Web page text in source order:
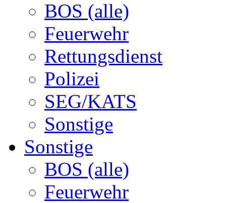
BOS (alle)
Feuerwehr
Rettungsdienst
Polizei
SEG/KATS
Sonstige
Sonstige
BOS (alle)
Feuerwehr